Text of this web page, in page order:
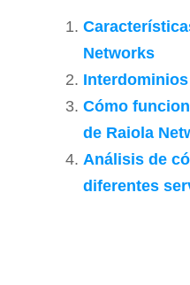
Networks
Interdominios
Cómo
de Raiola
Análisis de
diferentes